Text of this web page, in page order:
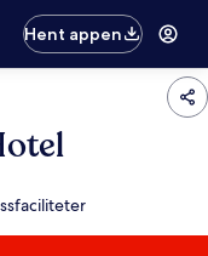
Hent appen